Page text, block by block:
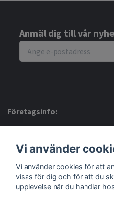
Anmäl dig till vår
Företagsinfo:
Sociala medier
Vi använder
Vi använder cookies för att
visas för dig och för att du
upplevelse när du handlar